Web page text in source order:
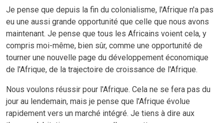
Je pense que depuis la fin du colonialisme, l'Afrique n'a pas
eu une aussi grande opportunité que celle que nous avons
maintenant. Je pense que tous les Africains voient cela, y
compris moi-même, bien sûr, comme une opportunité de
tourner une nouvelle page du développement économique
de l'Afrique, de la trajectoire de croissance de l'Afrique.
Nous voulons réussir pour l'Afrique. Cela ne se fera pas du
jour au lendemain, mais je pense que l'Afrique évolue
rapidement vers un marché intégré. Je tiens à dire aux